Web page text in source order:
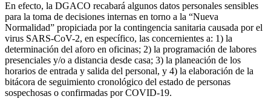
En efecto, la DGACO recabará algunos datos personales sensibles
para la toma de decisiones internas en torno a la “Nueva
Normalidad” propiciada por la contingencia sanitaria causada por el
virus SARS-CoV-2, en específico, las concernientes a: 1) la
determinación del aforo en oficinas; 2) la programación de labores
presenciales y/o a distancia desde casa; 3) la planeación de los
horarios de entrada y salida del personal, y 4) la elaboración de la
bitácora de seguimiento cronológico del estado de personas
sospechosas o confirmadas por COVID-19.